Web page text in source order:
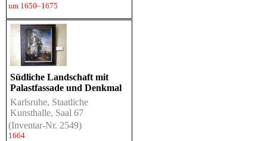
um 1650–1675
Südliche Landschaft mit
Palastfassade und Denkmal
Karlsruhe, Staatliche
Kunsthalle, Saal 67
(Inventar-Nr. 2549)
1664